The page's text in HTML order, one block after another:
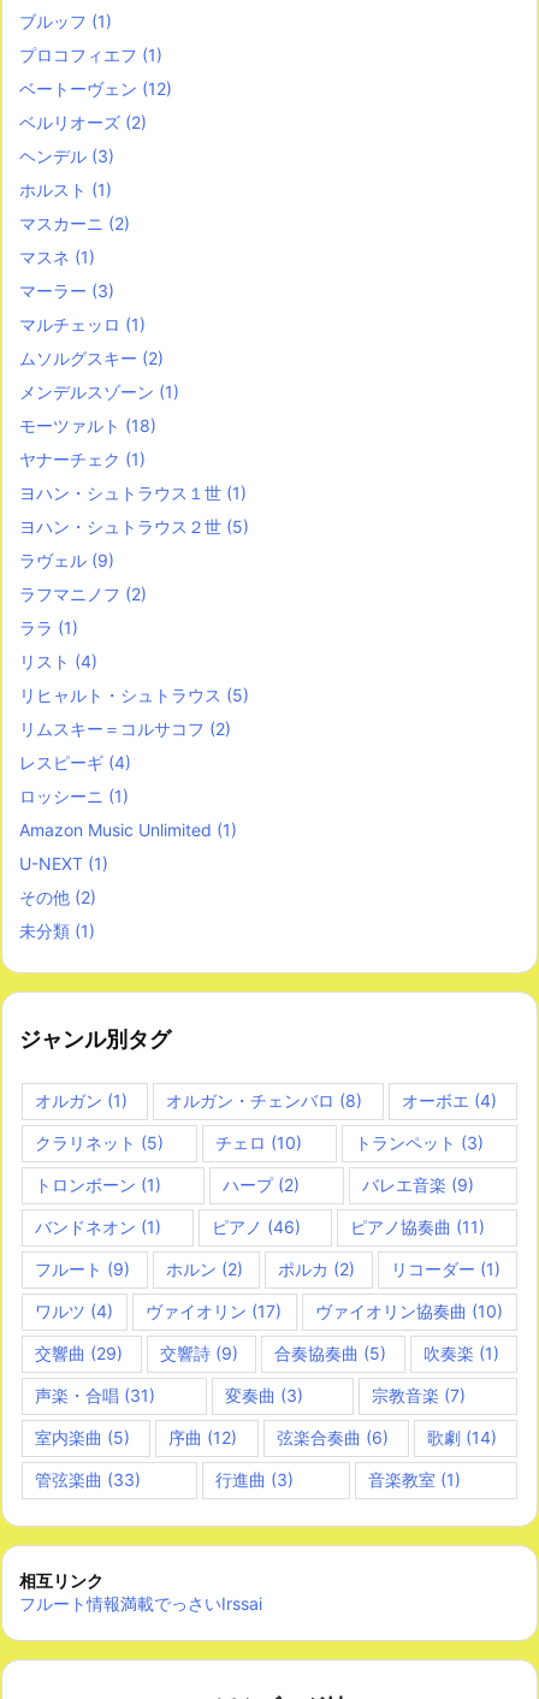
ブルッフ (1)
プロコフィエフ (1)
ベートーヴェン (12)
ベルリオーズ (2)
ヘンデル (3)
ホルスト (1)
マスカーニ (2)
マスネ (1)
マーラー (3)
マルチェッロ (1)
ムソルグスキー (2)
メンデルスゾーン (1)
モーツァルト (18)
ヤナーチェク (1)
ヨハン・シュトラウス１世 (1)
ヨハン・シュトラウス２世 (5)
ラヴェル (9)
ラフマニノフ (2)
ララ (1)
リスト (4)
リヒャルト・シュトラウス (5)
リムスキー＝コルサコフ (2)
レスピーギ (4)
ロッシーニ (1)
Amazon Music Unlimited (1)
U-NEXT (1)
その他 (2)
未分類 (1)
ジャンル別タグ
オルガン (1) オルガン・チェンバロ (8) オーボエ (4)
クラリネット (5) チェロ (10) トランペット (3)
トロンボーン (1) ハープ(2) バレエ音楽 (9)
バンドネオン (1) ピアノ (46) ピアノ協奏曲 (11)
フルート (9) ホルン (2) ポルカ (2) リコーダー (1)
ワルツ (4) ヴァイオリン (17) ヴァイオリン協奏曲 (10)
交響曲 (29) 交響詩(9) 合奏協奏曲 (5) 吹奏楽 (1)
声楽・合唱 (31) 変奏曲 (3) 宗教音楽 (7)
室内楽曲 (5) 序曲 (12) 弦楽合奏曲 (6) 歌劇(14)
管弦楽曲 (33) 行進曲 (3) 音楽教室 (1)
相互リンク
フルート情報満載でっさいIrssai